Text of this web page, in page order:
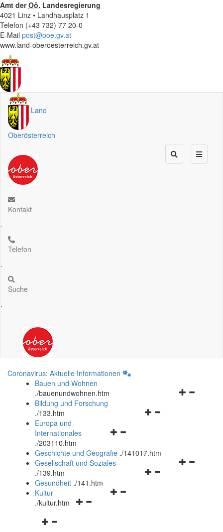
Amt derOö. Landesregierung
4021 Linz • Landhausplatz 1
Telefon (+43 732) 77 20-0
E-Mail post@ooe.gv.at
www.land-oberoesterreich.gv.at
Land
Oberösterreich
Kontakt
.
Telefon
.
Suche
.
Coronavirus: Aktuelle Informationen
Bauen und Wohnen
./bauenundwohnen.htm
Navigationsmenü
Bildung und Forschung
./133.htm
Navigationsmenü
und
schließen
Europa und
Internationales
./203110.htm
Geschichte und Geografie ./141017.htm
Navigationsmenü
Gesellschaft und Soziales
./139.htm
Navigationsmenü
Gesundheit ./141.htm
Navigationsmenü
Kultur
./kultur.htm
Navigationsmenü